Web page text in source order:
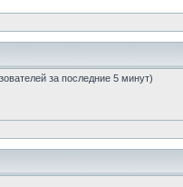
за последние 5 минут)